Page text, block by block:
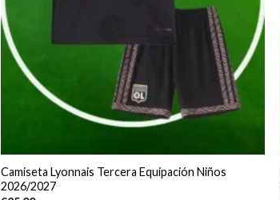
Camiseta Lyonnais Tercera Equipación Niños
2026/2027